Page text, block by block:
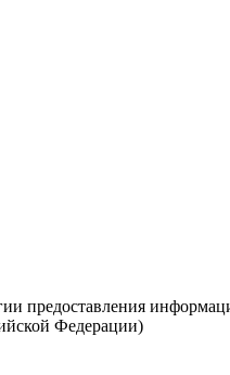
предоставления
Федерации)